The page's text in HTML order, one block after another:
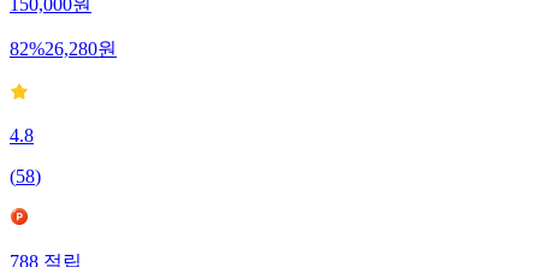
150,000원
82%26,280원
4.8
(58)